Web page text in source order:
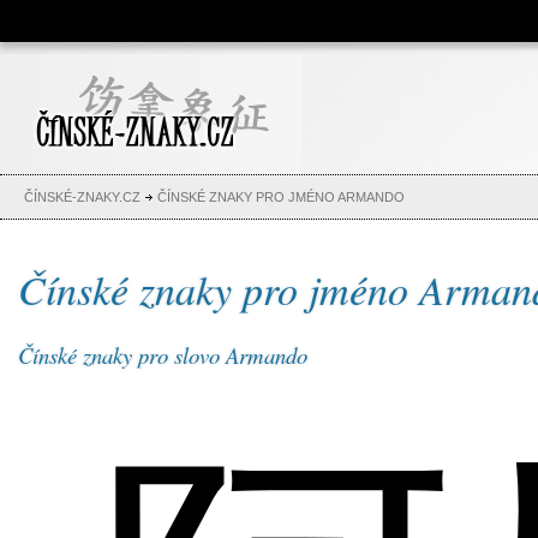
Čínské znaky, česko-čínský
slovník, abeceda, jména,
tetování
ČÍNSKÉ-ZNAKY.CZ ČÍNSKÉ ZNAKY PRO JMÉNO ARMANDO
Čínské znaky pro jméno
Čínské znaky pro slovo Armando